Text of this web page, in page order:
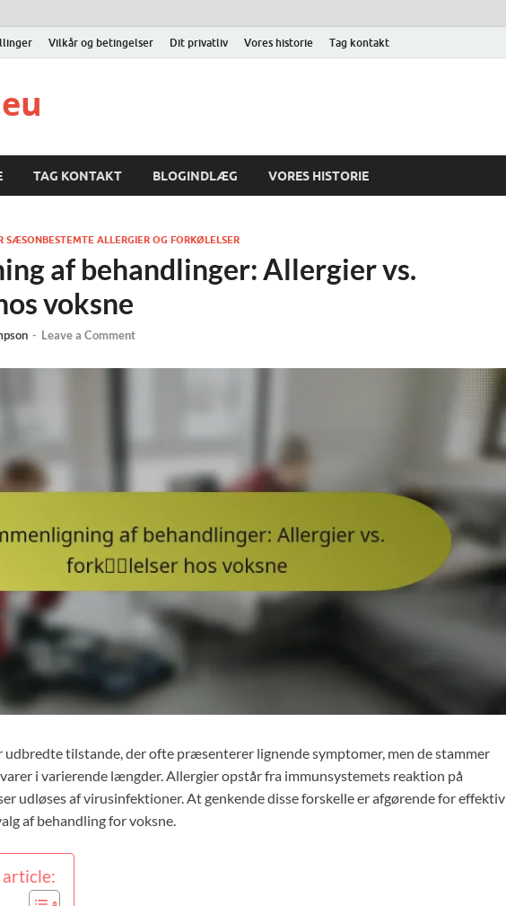
Vilkår og betingelser Dit privatliv Vores historie Tag kontakt
TAG KONTAKT BLOGINDLÆG VORES HISTORIE
SÆSONBESTEMTE ALLERGIER OG FORKØLELSER
af behandlinger: Allergier vs.
voksne
- Leave a Comment
udbredte tilstande, der ofte præsenterer lignende symptomer, men de stammer
i varierende længder. Allergier opstår fra immunsystemets reaktion på
udløses af virusinfektioner. At genkende disse forskelle er afgørende for effektiv
af behandling for voksne.
article: